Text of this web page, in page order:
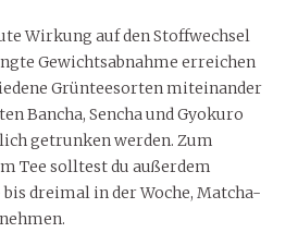
Wirkung auf den Stoffwechsel
Gewichtsabnahme erreichen
Grünteesorten miteinander
Bancha, Sencha und Gyokuro
getrunken werden. Zum
Tee solltest du außerdem
dreimal in der Woche, Matcha-